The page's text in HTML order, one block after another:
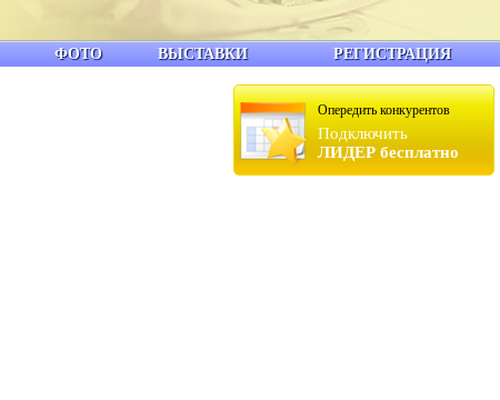
Опередить конкурентов
Подключить
ЛИДЕР бесплатно
ФОТО ВЫСТАВКИ РЕГИСТРАЦИЯ